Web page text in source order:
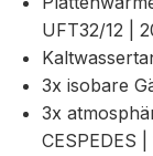
UFT32/12 |
3x isobare
3x
CESPEDES